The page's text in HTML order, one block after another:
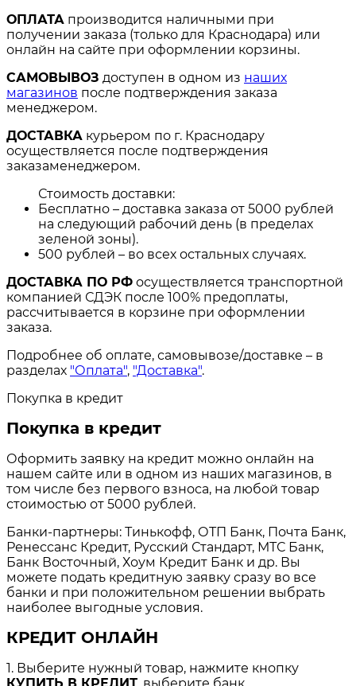
ОПЛАТА производится наличными при
получении заказа (только для Краснодара) или
онлайн на сайте при оформлении корзины.
САМОВЫВОЗ доступен в одном из наших
магазинов после подтверждения заказа
менеджером.
ДОСТАВКА курьером по г. Краснодару
осуществляется после подтверждения
заказаменеджером.
Стоимость доставки:
Бесплатно – доставка заказа от 5000 рублей
на следующий рабочий день (в пределах
зеленой зоны).
500 рублей – во всех остальных случаях.
ДОСТАВКА ПО РФ осуществляется транспортной
компанией СДЭК после 100% предоплаты,
рассчитывается в корзине при оформлении
заказа.
Подробнее об оплате, самовывозе/доставке – в
разделах "Оплата", "Доставка".
Покупка в кредит
Покупка в кредит
Оформить заявку на кредит можно онлайн на
нашем сайте или в одном из наших магазинов, в
том числе без первого взноса, на любой товар
стоимостью от 5000 рублей.
Банки-партнеры: Тинькофф, ОТП Банк, Почта Банк,
Ренессанс Кредит, Русский Стандарт, МТС Банк,
Банк Восточный, Хоум Кредит Банк и др. Вы
можете подать кредитную заявку сразу во все
банки и при положительном решении выбрать
наиболее выгодные условия.
КРЕДИТ ОНЛАЙН
1. Выберите нужный товар, нажмите кнопку